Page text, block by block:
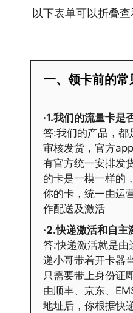
以下表单可以折叠
一、领卡前的常
·1.我们的流量卡是
答:我们的产品，都
审核发货，官方
有官方统一安排发
的卡是一模一样的
你的卡，统一由运
作配送及激活
·2.快递激活和自主
答:快递激活就是由
递小哥带着开卡器
只需要带上身份证
由顺丰、京东、
地址后，你根据快